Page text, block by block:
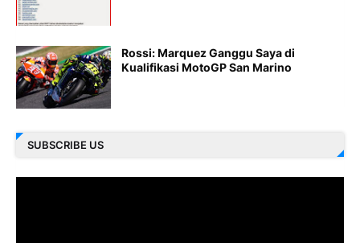
Rossi: Marquez Ganggu Saya di
Kualifikasi MotoGP San Marino
SUBSCRIBE US